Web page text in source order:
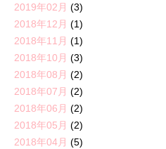
2019年02月 (3)
2018年12月 (1)
2018年11月 (1)
2018年10月 (3)
2018年08月 (2)
2018年07月 (2)
2018年06月 (2)
2018年05月 (2)
2018年04月 (5)